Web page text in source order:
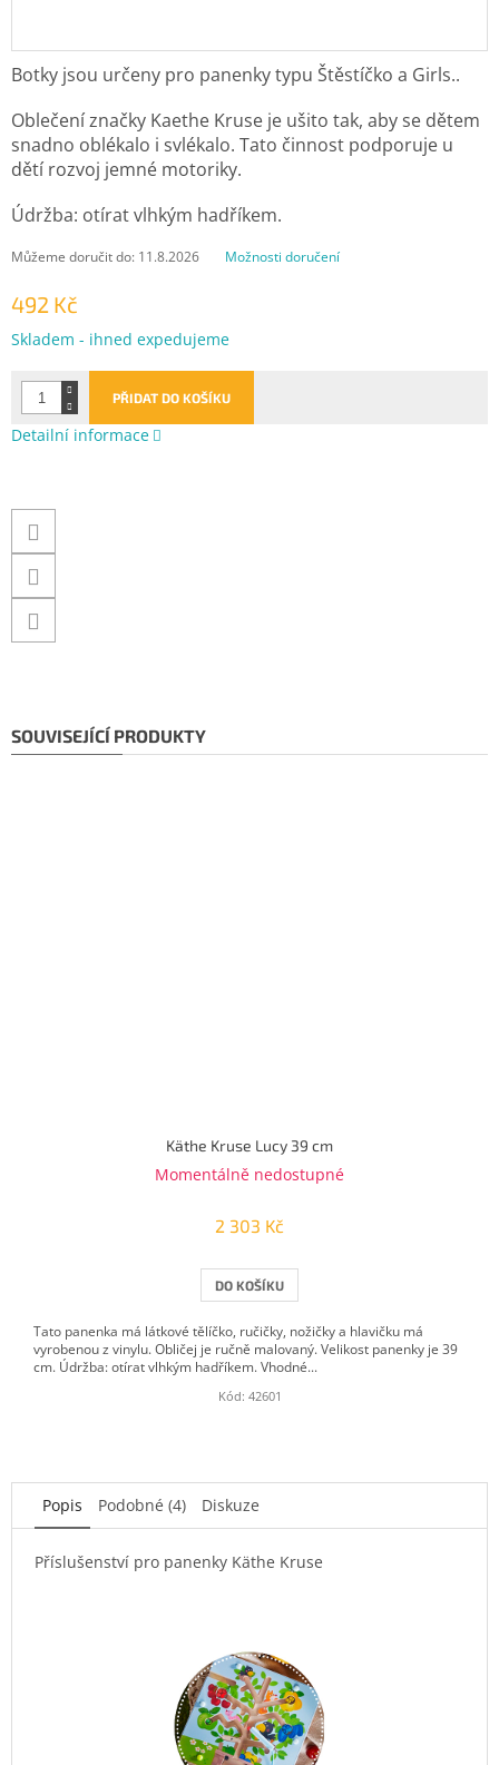
492 Kč
Měrná
Skladem - ihned expedujeme
Můžeme doručit do: 11.8.2026 Možnosti doručení
PŘIDAT DO KOŠÍKU
Botky jsou určeny pro panenky typu Štěstíčko a Girls..
Oblečení značky Kaethe Kruse je ušito tak, aby se dětem
snadno oblékalo i svlékalo. Tato činnost podporuje u
dětí rozvoj jemné motoriky.
Údržba: otírat vlhkým hadříkem.
Detailní informace
SOUVISEJÍCÍ PRODUKTY
Käthe Kruse Lucy 39 cm
Momentálně nedostupné
2 303 Kč
DO KOŠÍKU
Tato panenka má látkové tělíčko, ručičky, nožičky a hlavičku má
vyrobenou z vinylu. Obličej je ručně malovaný. Velikost panenky je 39
cm. Údržba: otírat vlhkým hadříkem. Vhodné...
Kód: 42601
Popis Podobné (4) Diskuze
Příslušenství pro panenky Käthe Kruse